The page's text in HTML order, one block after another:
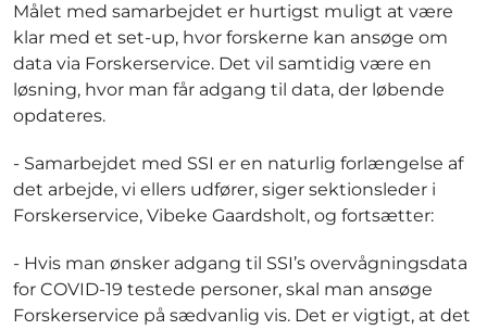
Målet med samarbejdet er hurtigst muligt at være
klar med et set-up, hvor forskerne kan ansøge om
data via Forskerservice. Det vil samtidig være en
løsning, hvor man får adgang til data, der løbende
opdateres.
- Samarbejdet med SSI er en naturlig forlængelse af
det arbejde, vi ellers udfører, siger sektionsleder i
Forskerservice, Vibeke Gaardsholt, og fortsætter:
- Hvis man ønsker adgang til SSI’s overvågningsdata
for COVID-19 testede personer, skal man ansøge
Forskerservice på sædvanlig vis. Det er vigtigt, at det